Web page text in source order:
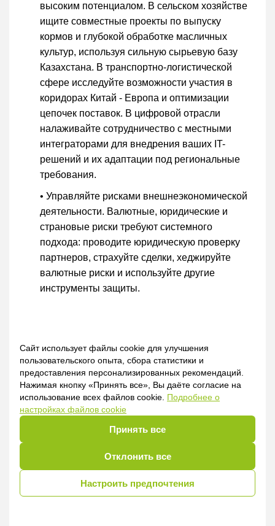
Сайт использует файлы cookie для улучшения
пользовательского опыта, сбора статистики и
предоставления персонализированных рекомендаций.
Нажимая кнопку «Принять все», Вы даёте согласие на
использование всех файлов cookie. Подробнее о
настройках файлов cookie
Принять все
Отклонить все
Настроить предпочтения
высоким потенциалом. В сельском хозяйстве
ищите совместные проекты по выпуску
кормов и глубокой обработке масличных
культур, используя сильную сырьевую базу
Казахстана. В транспортно-логистической
сфере исследуйте возможности участия в
коридорах Китай - Европа и оптимизации
цепочек поставок. В цифровой отрасли
налаживайте сотрудничество с местными
интеграторами для внедрения ваших IT-
решений и их адаптации под региональные
требования.
• Управляйте рисками внешнеэкономической
деятельности. Валютные, юридические и
страновые риски требуют системного
подхода: проводите юридическую проверку
партнеров, страхуйте сделки, хеджируйте
валютные риски и используйте другие
инструменты защиты.
На канале вы найдете ключевые события
бизнеса и экономики Беларуси, а также
аналитику рынков и практические выводы для
управленцев.
Подписывайтесь
принятие решений.
Некогда читать всё? Читайте самое важное!